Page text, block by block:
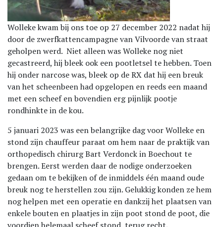
Wolleke kwam bij ons toe op 27 december 2022 nadat hij
door de zwerfkattencampagne van Vilvoorde van straat
geholpen werd. Niet alleen was Wolleke nog niet
gecastreerd, hij bleek ook een pootletsel te hebben. Toen
hij onder narcose was, bleek op de RX dat hij een breuk
van het scheenbeen had opgelopen en reeds een maand
met een scheef en bovendien erg pijnlijk pootje
rondhinkte in de kou.
5 januari 2023 was een belangrijke dag voor Wolleke en
stond zijn chauffeur paraat om hem naar de praktijk van
orthopedisch chirurg Bart Verdonck in Boechout te
brengen. Eerst werden daar de nodige onderzoeken
gedaan om te bekijken of de inmiddels één maand oude
breuk nog te herstellen zou zijn. Gelukkig konden ze hem
nog helpen met een operatie en dankzij het plaatsen van
enkele bouten en plaatjes in zijn poot stond de poot, die